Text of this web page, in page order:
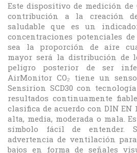
Este dispositivo de medición de
contribución a la creación
saludable que es un
concentraciones potenciales
sea la proporción de aire
mayor será la distribución de
peligro posterior de ser
AirMonitor CO₂ tiene un
Sensirion SCD30 con
resultados continuamente
clasifica de acuerdo con DIN EN
alta, media, moderada o mala.
símbolo fácil de entender.
advertencia de ventilación
bajos en forma de señales